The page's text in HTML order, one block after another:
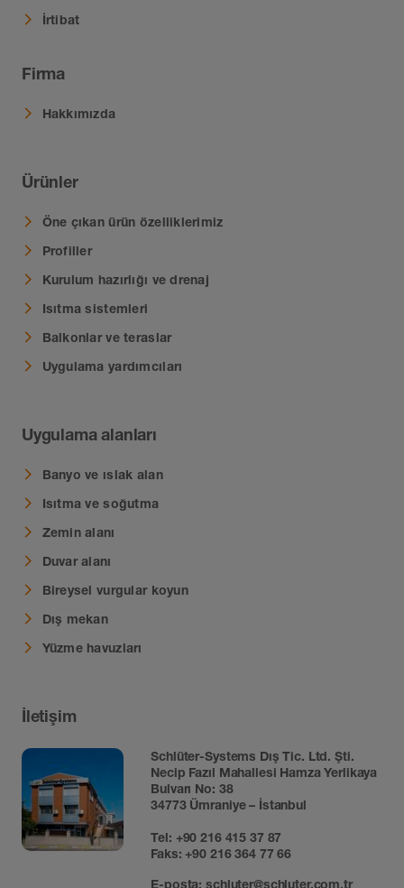
İrtibat
Firma
Hakkımızda
Ürünler
Öne çıkan ürün özelliklerimiz
Profiller
Kurulum hazırlığı ve drenaj
Isıtma sistemleri
Balkonlar ve teraslar
Uygulama yardımcıları
Uygulama alanları
Banyo ve ıslak alan
Isıtma ve soğutma
Zemin alanı
Duvar alanı
Bireysel vurgular koyun
Dış mekan
Yüzme havuzları
İletişim
Schlüter-Systems Dış Tic. Ltd. Şti.
Necip Fazıl Mahallesi Hamza Yerlikaya
Bulvarı No: 38
34773 Ümraniye – İstanbul
Tel: +90 216 415 37 87
Faks: +90 216 364 77 66
E-posta:schluter@schluter.com.tr